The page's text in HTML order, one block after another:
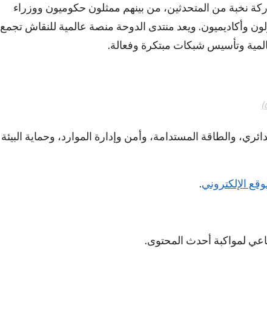
نخبة من المتحدثين، من بينهم ممثلون حكوميون ووزراء
ويعد منتدى الدوحة منصة عالمية للنقاش تجمع
وتأسيس شبكات مبتكرة وفعالة.
والطاقة المستدامة، وأمن وإدارة الموارد، وحماية البيئة
الإلكتروني.
لمواكبة أحدث المحتوى.